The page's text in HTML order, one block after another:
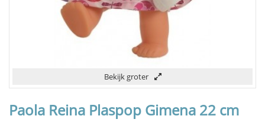
Bekijk groter
Paola Reina Plaspop Gimena 22 cm